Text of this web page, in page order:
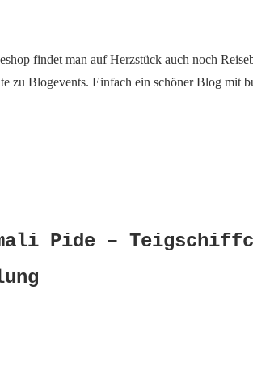
findet man auf Herzstück auch noch
zu Blogevents. Einfach ein schöner Blog mit
Pide –